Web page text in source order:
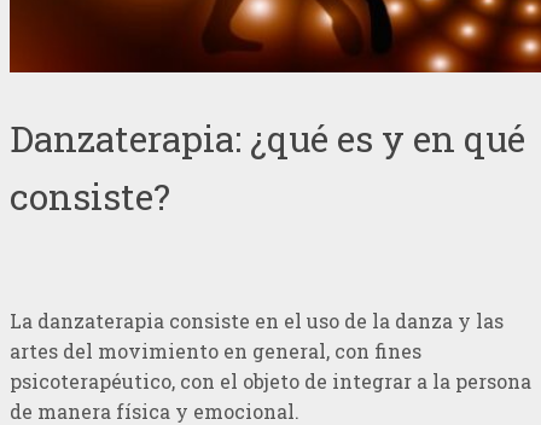
Danzaterapia: ¿qué es y en qué
consiste?
La danzaterapia consiste en el uso de la danza y las
artes del movimiento en general, con fines
psicoterapéutico, con el objeto de integrar a la persona
de manera física y emocional.